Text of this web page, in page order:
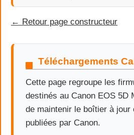
← Retour page constructeur
Téléchargements
Cette page regroupe les
destinés au Canon EOS 5D
de maintenir le boîtier à
publiées par Canon.